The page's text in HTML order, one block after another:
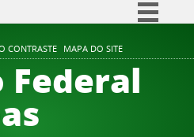
CONTRASTE MAPA DO SITE
Comunica BR
Participe